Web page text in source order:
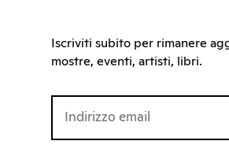
Iscriviti subito per rimanere
mostre, eventi, artisti, libri.